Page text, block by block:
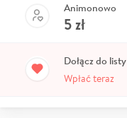
Animonowo
5zł
Dołącz do listy
Wpłać teraz